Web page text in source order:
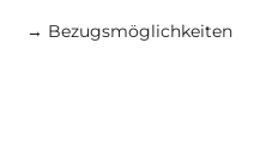
→ Bezugsmöglichkeiten